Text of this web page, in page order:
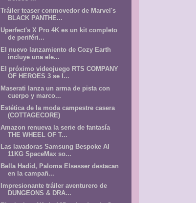
Tráiler teaser conmovedor de Marvel's
BLACK PANTHE...
Uperfect's X Pro 4K es un kit completo
de periféri...
El nuevo lanzamiento de Cozy Earth
incluye una ele...
El próximo videojuego RTS COMPANY
OF HEROES 3 se l...
Maserati lanza un arma de pista con
cuerpo y marco...
Estética de la moda campestre casera
(COTTAGECORE)
Amazon renueva la serie de fantasía
THE WHEEL OF T...
Las lavadoras Samsung Bespoke AI
11KG SpaceMax so...
Bella Hadid, Paloma Elsesser destacan
en la campañ...
Impresionante tráiler aventurero de
DUNGEONS & DRA...